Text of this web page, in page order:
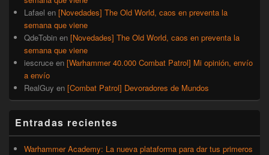
Lafael en [Novedades] The Old World, caos en preventa la
semana que viene
QdeTobin en [Novedades] The Old World, caos en preventa la
semana que viene
iescruce en [Warhammer 40.000 Combat Patrol] Mi opinión, envío
a envío
RealGuy en [Combat Patrol] Devoradores de Mundos
Entradas recientes
Warhammer Academy: La nueva plataforma para dar tus primeros